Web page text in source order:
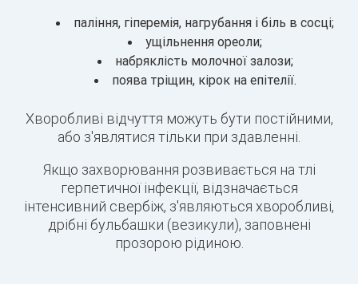
паління, гіперемія, нагрубання і біль в сосці;
ущільнення ореоли;
набряклість молочної залози;
поява тріщин, кірок на епітелії.
Хворобливі відчуття можуть бути постійними,
або з'являтися тільки при здавленні.
Якщо захворювання розвивається на тлі
герпетичної інфекції, відзначається
інтенсивний свербіж, з'являються хворобливі,
дрібні бульбашки (везикули), заповнені
прозорою рідиною.